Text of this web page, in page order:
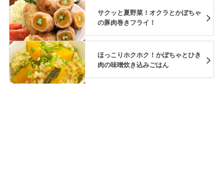
サクッと夏野菜！オクラとかぼちゃ
の豚肉巻きフライ！
ほっこりホクホク！かぼちゃとひき
肉の味噌炊き込みごはん